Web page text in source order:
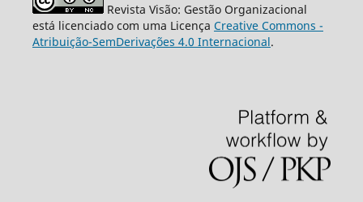
Revista Visão: Gestão Organizacional
está licenciado com uma Licença Creative Commons -
Atribuição-SemDerivações 4.0 Internacional.